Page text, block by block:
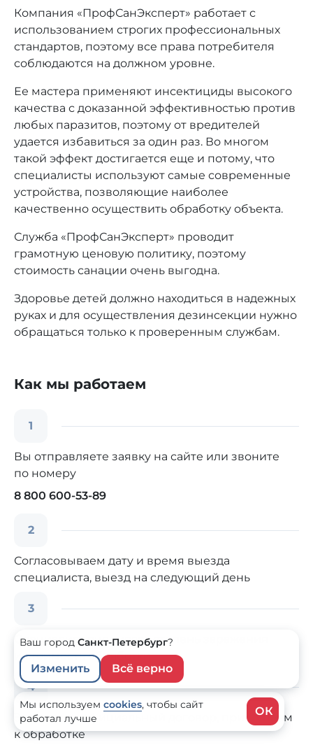
Компания «ПрофСанЭксперт» работает с
использованием строгих профессиональных
стандартов, поэтому все права потребителя
соблюдаются на должном уровне.
Ее мастера применяют инсектициды высокого
качества с доказанной эффективностью против
любых паразитов, поэтому от вредителей
удается избавиться за один раз. Во многом
такой эффект достигается еще и потому, что
специалисты используют самые современные
устройства, позволяющие наиболее
качественно осуществить обработку объекта.
Служба «ПрофСанЭксперт» проводит
грамотную ценовую политику, поэтому
стоимость санации очень выгодна.
Здоровье детей должно находиться в надежных
руках и для осуществления дезинсекции нужно
обращаться только к проверенным службам.
Как мы работаем
1
Вы отправляете заявку на сайте или звоните
по номеру
8 800 600-53-89
2
Согласовываем дату и время выезда
специалиста, выезд на следующий день
3
Специалист оценивает степень заражения
и стоимость обработки
4
Заключаем официальный договор, приступаем
к обработке
Мы используем cookies, чтобы сайт
работал лучше
ОК
Ваш город Санкт-Петербург?
Изменить Всё верно